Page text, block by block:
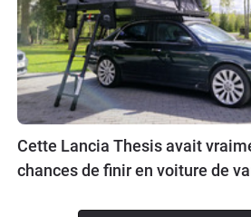
Cette Lancia Thesis avait
chances de finir en voiture de